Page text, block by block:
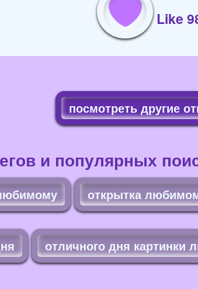
Like
посмотреть другие
и популярных
открытка
отличного дня картинки